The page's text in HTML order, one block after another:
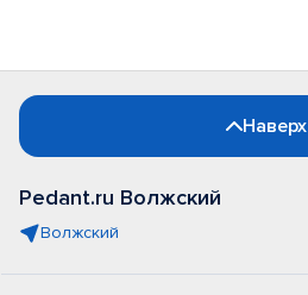
Наверх
Pedant.ru Волжский
Волжский